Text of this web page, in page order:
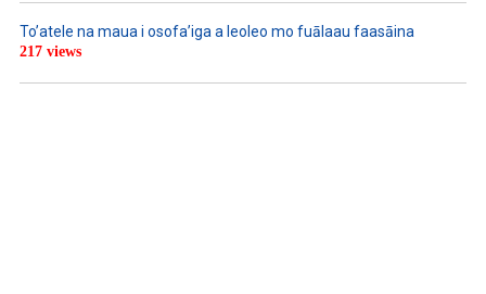
To’atele na maua i osofa’iga a leoleo mo fuālaau faasāina
217 views